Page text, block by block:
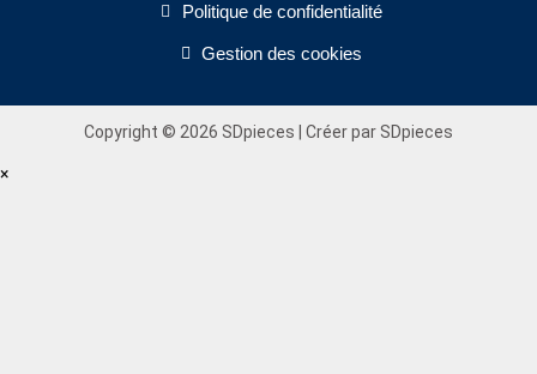
Politique de confidentialité
Gestion des cookies
Copyright © 2026 SDpieces | Créer par SDpieces
×